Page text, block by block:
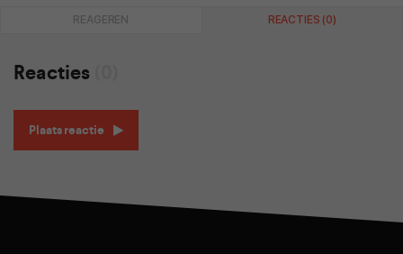
REAGEREN REACTIES (0)
Reacties
Plaats reactie